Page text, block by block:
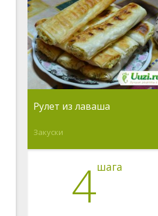
Рулет из лаваша
Закуски
4шага